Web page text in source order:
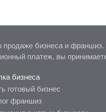
бизнеса и франшиз.
платеж, вы
бизнеса
готовый бизнес
франшиз